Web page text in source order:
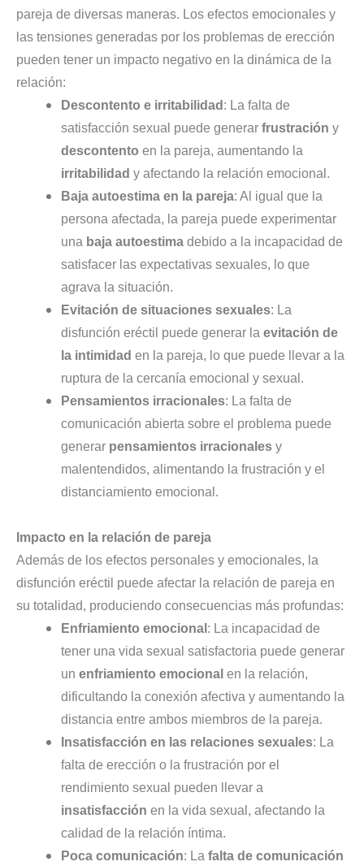
pareja de diversas maneras. Los efectos emocionales y
las tensiones generadas por los problemas de erección
pueden tener un impacto negativo en la dinámica de la
relación:
Descontento e irritabilidad : La falta de
satisfacción sexual puede generar frustración y
descontento en la pareja, aumentando la
irritabilidad y afectando la relación emocional.
Baja autoestima en la pareja: Al igual que la
persona afectada, la pareja puede experimentar
una baja autoestimadebido a la incapacidad de
satisfacer las expectativas sexuales, lo que
agrava la situación.
Evitación de situaciones sexuales: La
disfunción eréctil puede generar la evitación de
la intimidad en la pareja, lo que puede llevar a la
ruptura de la cercanía emocional y sexual.
Pensamientos irracionales: La falta de
comunicación abierta sobre el problema puede
generar pensamientos irracionalesy
malentendidos, alimentando la frustración y el
distanciamiento emocional.
Impacto en la relación de pareja
Además de los efectos personales y emocionales, la
disfunción eréctil puede afectar la relación de pareja en
su totalidad, produciendo consecuencias más profundas:
Enfriamiento emocional : La incapacidad de
tener una vida sexual satisfactoria puede generar
un enfriamiento emocional en la relación,
dificultando la conexión afectiva y aumentando la
distancia entre ambos miembros de la pareja.
Insatisfacción en las relaciones sexuales: La
falta de erección o la frustración por el
rendimiento sexual pueden llevar a
insatisfacción en la vida sexual, afectando la
calidad de la relación íntima.
Poca comunicación: La falta de comunicación